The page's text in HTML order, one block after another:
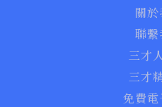
關於
聯繫
三才
三才
免費電